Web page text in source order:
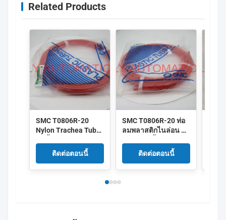
Related Products
SMC T0806R-20
Nylon Trachea Tube
กัดกร่อนเสียงรบกวน
ติดต่อตอนนี้
SMC T0806R-20 ท่อ
ลมพลาสติกไนล่อน ท่อ
ติดต่อตอนนี้